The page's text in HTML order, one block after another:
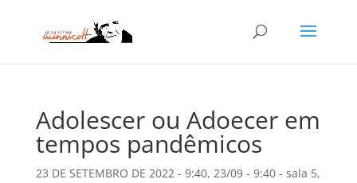
Adolescer ou Adoecer em
tempos pandêmicos
23 DE SETEMBRO DE 2022 - 9:40, 23/09 - 9:40 - sala 5,